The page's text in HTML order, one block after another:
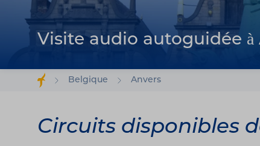
Visite audio autoguidée à
Belgique Anvers
Circuits disponibles